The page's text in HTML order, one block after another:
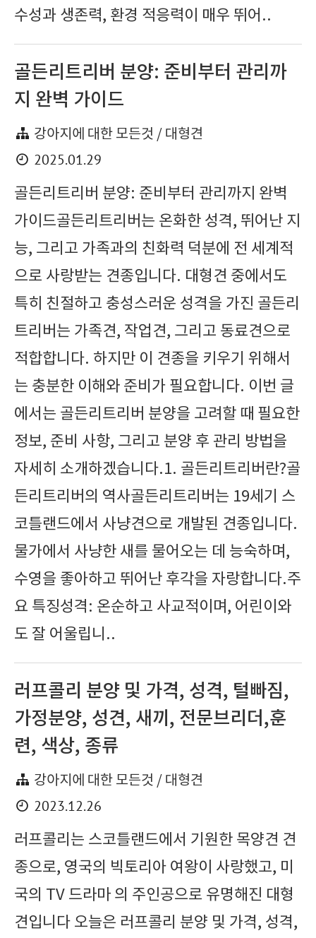
수성과 생존력, 환경 적응력이 매우 뛰어..
골든리트리버 분양: 준비부터 관리까
지 완벽 가이드
강아지에 대한 모든것 / 대형견
2025.01.29
골든리트리버 분양: 준비부터 관리까지 완벽
가이드골든리트리버는 온화한 성격, 뛰어난 지
능, 그리고 가족과의 친화력 덕분에 전 세계적
으로 사랑받는 견종입니다. 대형견 중에서도
특히 친절하고 충성스러운 성격을 가진 골든리
트리버는 가족견, 작업견, 그리고 동료견으로
적합합니다. 하지만 이 견종을 키우기 위해서
는 충분한 이해와 준비가 필요합니다. 이번 글
에서는 골든리트리버 분양을 고려할 때 필요한
정보, 준비 사항, 그리고 분양 후 관리 방법을
자세히 소개하겠습니다.1. 골든리트리버란?골
든리트리버의 역사골든리트리버는 19세기 스
코틀랜드에서 사냥견으로 개발된 견종입니다.
물가에서 사냥한 새를 물어오는 데 능숙하며,
수영을 좋아하고 뛰어난 후각을 자랑합니다.주
요 특징성격: 온순하고 사교적이며, 어린이와
도 잘 어울립니..
러프콜리 분양 및 가격, 성격, 털빠짐,
가정분양, 성견, 새끼, 전문브리더,훈
련, 색상, 종류
강아지에 대한 모든것 / 대형견
2023.12.26
러프콜리는 스코틀랜드에서 기원한 목양견 견
종으로, 영국의 빅토리아 여왕이 사랑했고, 미
국의 TV 드라마 의 주인공으로 유명해진 대형
견입니다 오늘은 러프콜리 분양 및 가격, 성격,